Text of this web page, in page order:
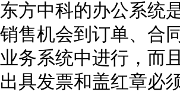
东方中科的办公系统
销售机会到订单、合
业务系统中进行，而
出具发票和盖红章必